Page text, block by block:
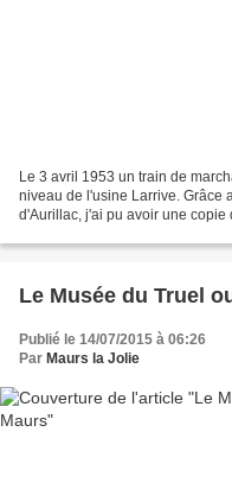
Le 3 avril 1953 un train de
niveau de l'usine Larrive. Grâce
d'Aurillac, j'ai pu avoir une
Le Musée du Truel
Publié le 14/07/2015 à 06:26
Par Maurs la Jolie